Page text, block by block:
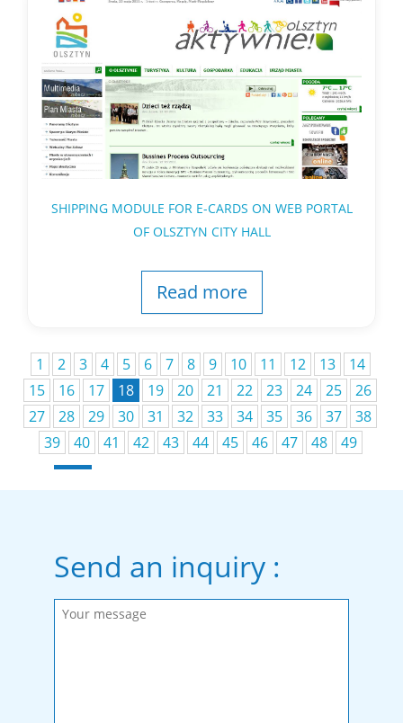
SHIPPING MODULE FOR E-CARDS ON WEB PORTAL
OF OLSZTYN CITY HALL
Read more
1 2 3 4 5 6 7 8 9 10 11 12 13
14
15
16 17 18 19 20 21 22 23 24 25
26
27
28 29 30 31 32 33 34 35 36 37
38
39
40 41 42 43 44 45 46 47 48 49
Send an inquiry :
Please fill in the required fields.
Message sent.